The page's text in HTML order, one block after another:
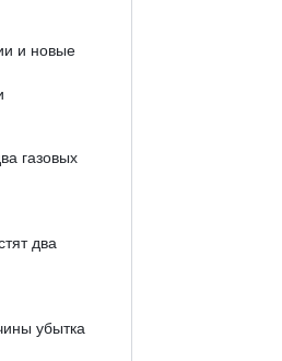
и новые
газовых
два
убытка